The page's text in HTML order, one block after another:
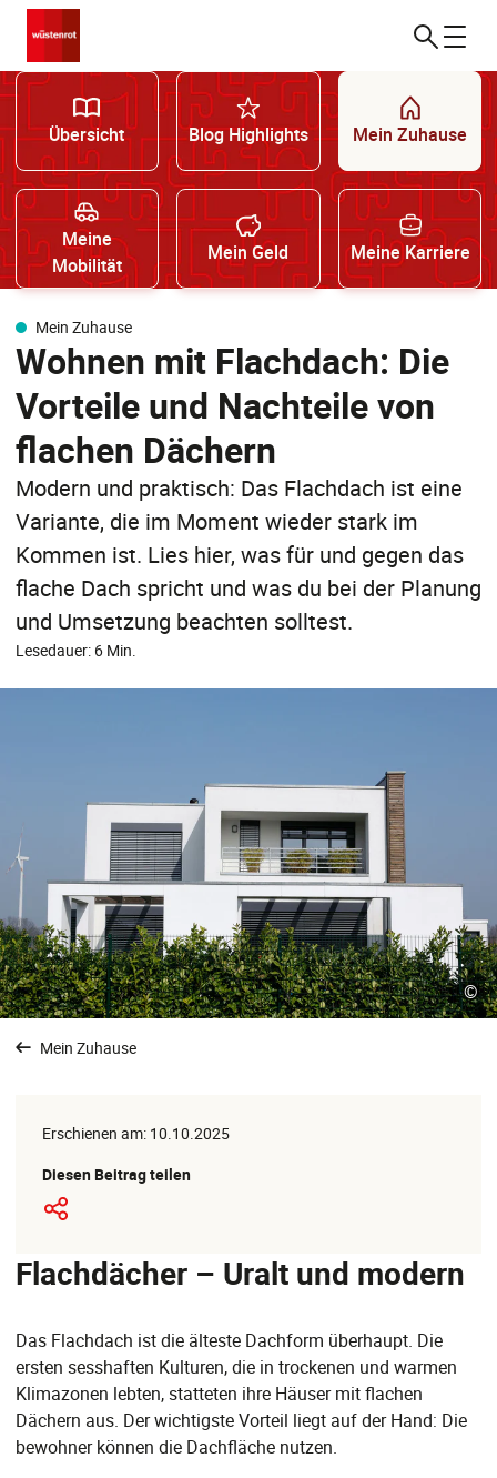
Übersicht Blog Highlights Mein Zuhause
Meine
Mobilität
Mein Geld Meine Karriere
©
Mein Zuhause
Wohnen mit Flachdach: Die
Vorteile und Nachteile von
flachen Dächern
Modern und praktisch: Das Flachdach ist eine
Variante, die im Moment wieder stark im
Kommen ist. Lies hier, was für und gegen das
flache Dach spricht und was du bei der Planung
und Umsetzung beachten solltest.
Lesedauer: 6 Min.
Mein Zuhause
Erschienen am: 10.10.2025
Diesen Beitrag teilen
Flachdächer – Uralt und modern
Das Flachdach ist die älteste Dachform überhaupt. Die
ersten sesshaften Kulturen, die in trockenen und warmen
Klimazonen lebten, statteten ihre Häuser mit flachen
Dächern aus. Der wichtigste Vorteil liegt auf der Hand: Die
bewohner können die Dachfläche nutzen.